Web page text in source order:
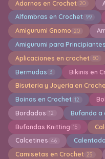
Adornos en Crochet 20
Alfombras en Crochet 99
Amigurumi Gnomo 20
Amigurumi para Principiantes
Aplicaciones en crochet 60
Bermudas 3 Bikinis en
Bisuteria y Joyeria en
Boinas en Crochet 12
Bordados 12 Bufanda a
Bufandas Knitting 15
Calcetines 46
Camisetas en Crochet 25